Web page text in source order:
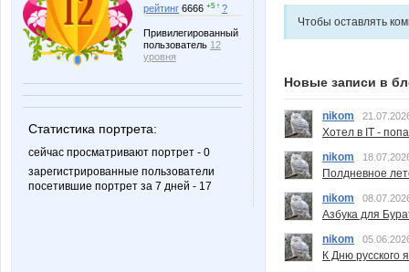
рейтинг 6666 +5 ↑ ?
Привилегированный
пользователь 12
уровня
Статистика портрета:
сейчас просматривают портрет - 0
зарегистрированные пользователи
посетившие портрет за 7 дней - 17
Чтобы оставлять
Новые записи в
nikom
Хотел в IT -
nikom
Полдневное
nikom
Азбука для
nikom
К Дню русского